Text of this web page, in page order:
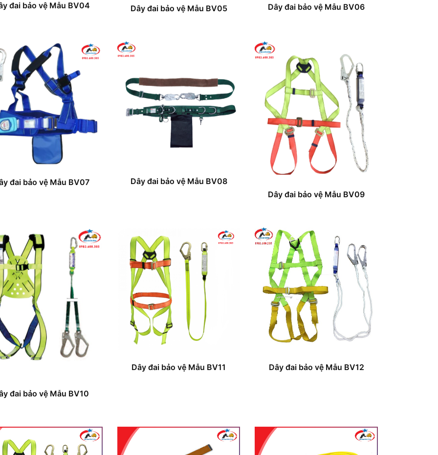
đai bảo vệ Mẫu BV04 Dây đai bảo vệ Mẫu BV05 Dây đai bảo vệ Mẫu BV06
đai bảo vệ Mẫu BV07
Dây đai bảo vệ Mẫu BV08
Dây đai bảo vệ Mẫu BV09
đai bảo vệ Mẫu BV10
Dây đai bảo vệ Mẫu BV11 Dây đai bảo vệ Mẫu BV12